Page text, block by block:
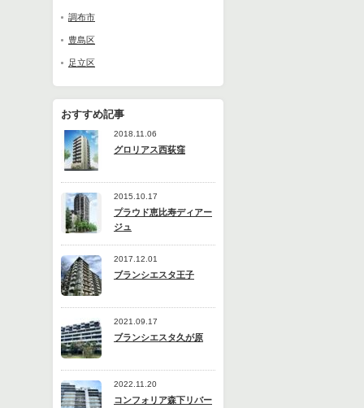
調布市
豊島区
足立区
おすすめ記事
2018.11.06
グロリアス西荻窪
2015.10.17
プラウド恵比寿ディアー
ジュ
2017.12.01
ブランシエスタ王子
2021.09.17
ブランシエスタ久が原
2022.11.20
コンフォリア森下リバー